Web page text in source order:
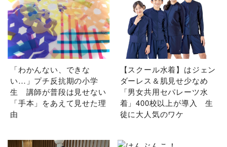
「わかんない、できな
い…」プチ反抗期の小学
生 講師が普段は見せない
「手本」をあえて見せた理
由
【スクール水着】はジェン
ダーレス＆肌見せ少なめ
「男女共用セパレーツ水
着」400校以上が導入 生
徒に大人気のワケ